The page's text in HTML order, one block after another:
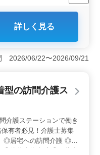
派遣社員
護スタッフ
の訪問介護事業所で
代も活躍中。正社員・
遣社員、様々な雇用
いのある業務＞ 介
サポート、介助業務
彩な業務がありま
、やりがいも◎。
。 働きやすさと、充
す。
詳しく見る
2026/06/22〜2026/09/21
の訪問介護ス
介護ステーションで働き
有者必見！介護士募集
◎居宅への訪問介護 ◎食
◎体位変換介助 ◎服薬介